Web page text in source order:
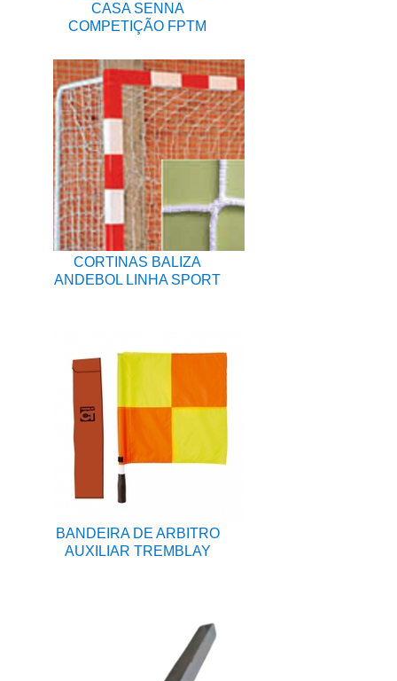
CASA SENNA
COMPETIÇÃO FPTM
CORTINAS BALIZA
ANDEBOL LINHA SPORT
BANDEIRA DE ARBITRO
AUXILIAR TREMBLAY